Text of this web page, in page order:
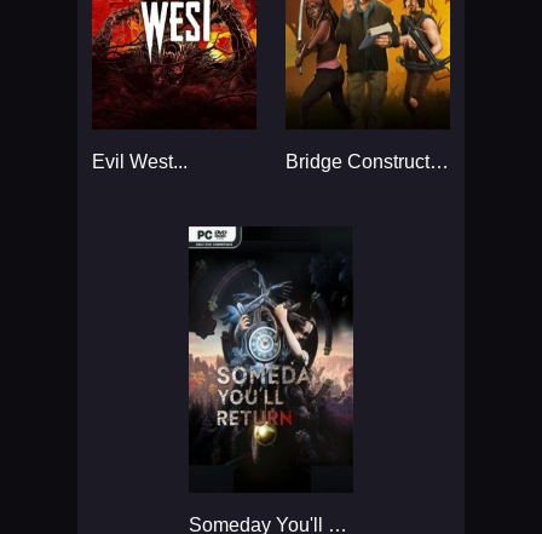
Evil West... Bridge Constructor: The Walking Dead...
Someday You'll Return: Director's Cut...